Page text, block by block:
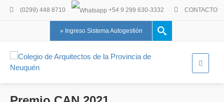
(0299) 448 8710 +54 9 299 630-3332 CONTACTO
» Ingreso Sistema Autogestión